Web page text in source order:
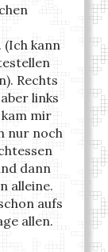
kann
Rechts
links
mir
nur noch
dann
alleine.
aufs
allen.